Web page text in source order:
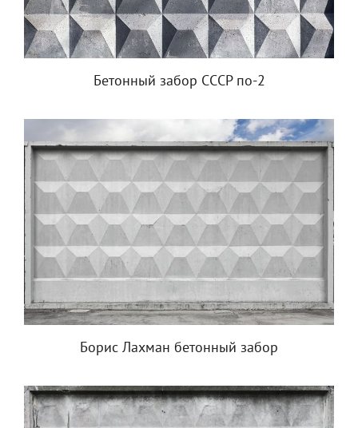
Бетонный забор СССР по-2
Борис Лахман бетонный забор